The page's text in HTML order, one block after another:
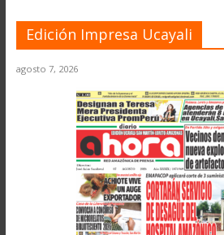
Edición Impresa Ucayali
agosto 7, 2026